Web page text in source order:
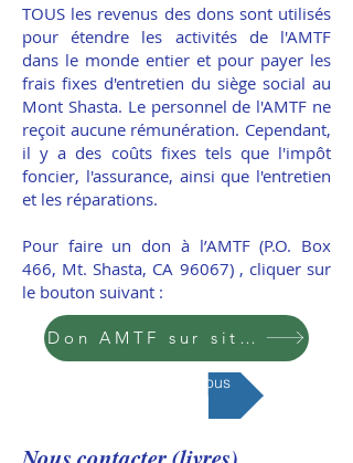
TOUS les revenus des dons sont utilisés
pour étendre les activités de l'AMTF
dans le monde entier et pour payer les
frais fixes d'entretien du siège social au
Mont Shasta. Le personnel de l'AMTF ne
reçoit aucune rémunération. Cependant,
il y a des coûts fixes tels que l'impôt
foncier, l'assurance, ainsi que l'entretien
et les réparations.
Pour faire un don à l’AMTF (P.O. Box
466, Mt. Shasta, CA 96067) , cliquer sur
le bouton suivant :
Don AMTF sur site parent
Contacter nous